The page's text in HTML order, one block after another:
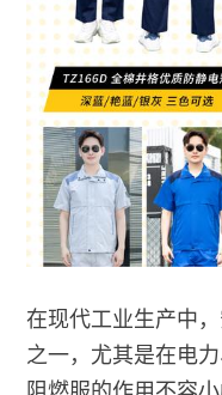
在现代工业生产中
之一，尤其是在电